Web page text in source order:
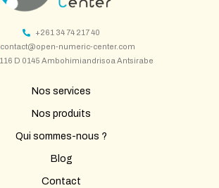
+261 34 74 217 40
contact@open-numeric-center.com
D 0145 Ambohimiandrisoa Antsirabe
Nos services
Nos produits
Qui sommes-nous ?
Blog
Contact